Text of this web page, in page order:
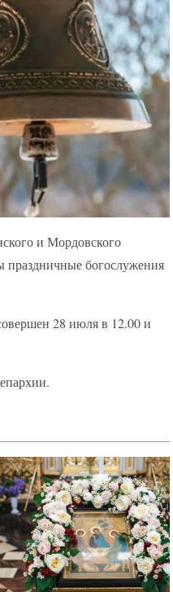
и Мордовского
праздничные богослужения
28 июля в 12.00 и